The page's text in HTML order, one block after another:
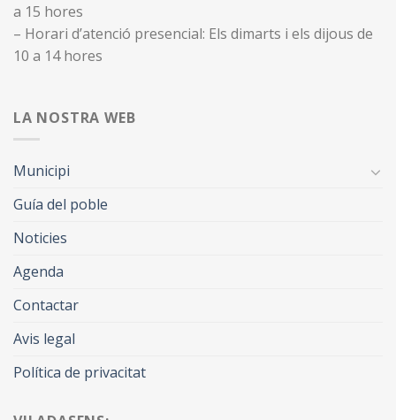
a 15 hores
– Horari d’atenció presencial: Els dimarts i els dijous de
10 a 14 hores
LA NOSTRA WEB
Municipi
Guía del poble
Noticies
Agenda
Contactar
Avis legal
Política de privacitat